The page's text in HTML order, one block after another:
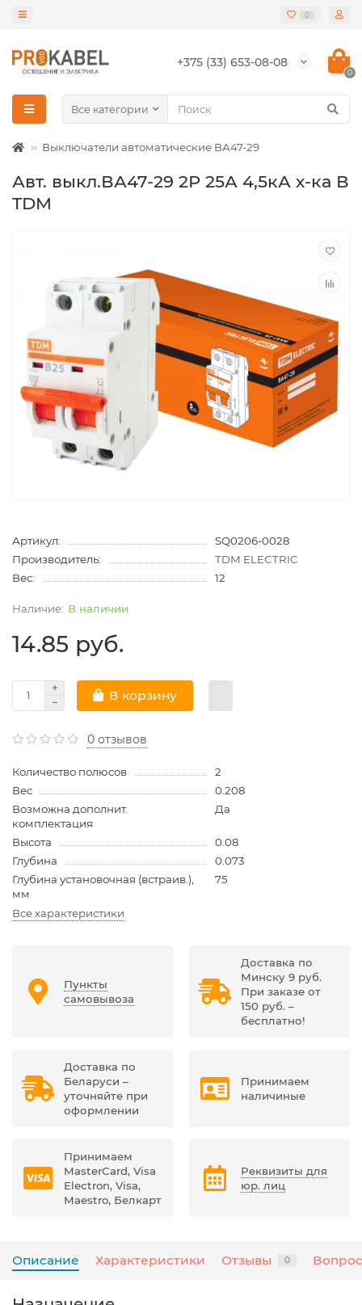
0
+375 (33) 653-08-08
0
Все категории
Выключатели автоматические ВА47-29
Авт. выкл.ВА47-29 2Р 25А 4,5кА х-ка В
TDM
Артикул:
SQ0206-0028
Производитель:
TDM ELECTRIC
Вес:
12
В наличии
14.85 руб.
В корзину
0 отзывов
Количество полюсов
2
Вес
0.208
Возможна дополнит.
комплектация
Да
Высота
0.08
Глубина
0.073
Глубина установочная (встраив.),
мм
75
Все характеристики
Пункты
самовывоза
Доставка по
Минску 9 руб.
При заказе от
150 руб. –
бесплатно!
Доставка по
Беларуси –
уточняйте при
оформлении
Принимаем
наличиные
Принимаем
MasterCard, Visa
Electron, Visa,
Maestro, Белкарт
Реквизиты для
юр. лиц
Описание Характеристики Отзывы 0